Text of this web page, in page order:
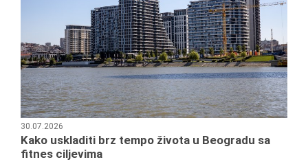
30.07.2026
Kako uskladiti brz tempo života u Beogradu sa
fitnes ciljevima